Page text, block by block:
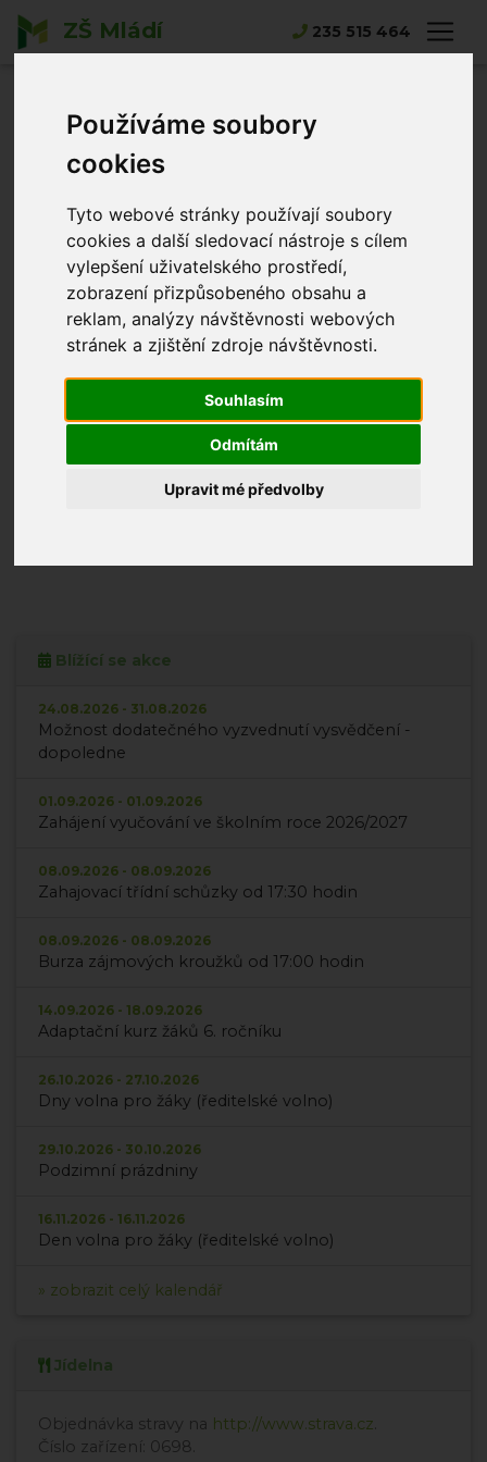
Používáme soubory
cookies
Tyto webové stránky používají soubory
cookies a další sledovací nástroje s cílem
vylepšení uživatelského prostředí,
zobrazení přizpůsobeného obsahu a
reklam, analýzy návštěvnosti webových
stránek a zjištění zdroje návštěvnosti.
Souhlasím
Odmítám
Upravit mé předvolby
ZŠ Mládí 235 515 464
Dietní strava
Vážení strávníci,
navázali jsme spolupráci s nutriční terapeutkou, která
garantuje správnost přípravy dietních pokrmů.
Od 1. 2. 2024 tedy umožňujeme odběr stravy pro
žáky a zaměstnance, připravované v dietním režimu.
Jedná se o bezlepkovou, bezlaktózovou a
diabetickou stravu.
V případě zájmu o tento typ stravování je třeba
doložit lékařskou zprávu.
Blížící se akce
24.08.2026 - 31.08.2026
Možnost dodatečného vyzvednutí vysvědčení -
dopoledne
01.09.2026 - 01.09.2026
Zahájení vyučování ve školním roce 2026/2027
08.09.2026 - 08.09.2026
Zahajovací třídní schůzky od 17:30 hodin
08.09.2026 - 08.09.2026
Burza zájmových kroužků od 17:00 hodin
14.09.2026 - 18.09.2026
Adaptační kurz žáků 6. ročníku
26.10.2026 - 27.10.2026
Dny volna pro žáky (ředitelské volno)
29.10.2026 - 30.10.2026
Podzimní prázdniny
16.11.2026 - 16.11.2026
Den volna pro žáky (ředitelské volno)
» zobrazit celý kalendář
Jídelna
Objednávka stravy na http://www.strava.cz
Číslo zařízení: 0698.